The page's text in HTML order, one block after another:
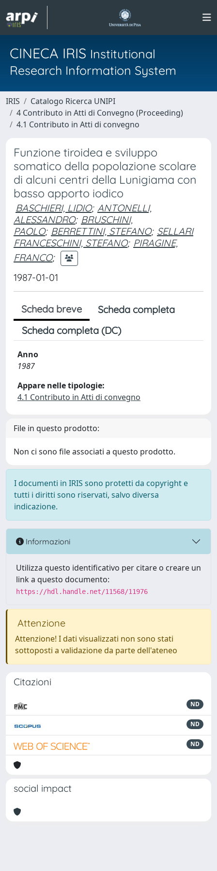
CINECA IRIS Institutional
Research Information System
IRIS
Catalogo Ricerca UNIPI
4 Contributo in Atti di Convegno (Proceeding)
4.1 Contributo in Atti di convegno
Funzione tiroidea e sviluppo
somatico della popolazione scolare
di alcuni centri della Lunigiama con
basso apporto iodico
BASCHIERI, LIDIO; ANTONELLI,
ALESSANDRO; BRUSCHINI,
PAOLO; BERRETTINI, STEFANO; SELLARI
FRANCESCHINI, STEFANO; PIRAGINE,
FRANCO;
1987-01-01
Scheda breve
Scheda completa
Scheda completa (DC)
Anno
1987
Appare nelle tipologie:
4.1 Contributo in Atti di convegno
File in questo prodotto:
Non ci sono file associati a questo prodotto.
I documenti in IRIS sono protetti da copyright e
tutti i diritti sono riservati, salvo diversa
indicazione.
Informazioni
Utilizza questo identificativo per citare o creare un
link a questo documento:
https://hdl.handle.net/11568/11976
Attenzione
Attenzione! I dati visualizzati non sono stati
sottoposti a validazione da parte dell'ateneo
Citazioni
ND
ND
ND
social impact